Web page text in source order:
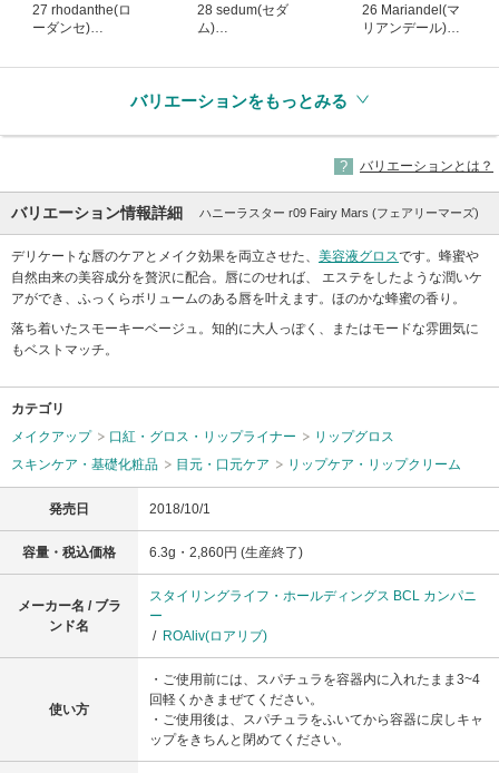
27 rhodanthe(ロ
ーダンセ)
28 sedum(セダ
ム)
26 Mariandel(マ
リアンデール)
バリエーションをもっとみる
バリエーションとは？
バリエーション情報詳細 ハニーラスター r09 Fairy Mars (フェアリーマーズ)
デリケートな唇のケアとメイク効果を両立させた、 美容液グロスです。蜂蜜や
自然由来の美容成分を贅沢に配合。唇にのせれば、 エステをしたような潤いケ
アができ、ふっくらボリュームのある唇を叶えます。ほのかな蜂蜜の香り。
落ち着いたスモーキーベージュ。知的に大人っぽく、またはモードな雰囲気に
もベストマッチ。
カテゴリ
メイクアップ
口紅・グロス・リップライナー
リップグロス
スキンケア・基礎化粧品
目元・口元ケア リップケア・リップクリーム
発売日 2018/10/1
容量・税込価格 6.3g・2,860円 (生産終了)
メーカー名 / ブラ
ンド名
スタイリングライフ・ホールディングス BCL カンパニ
ー
/ ROAliv(ロアリブ)
使い方
・ご使用前には、スパチュラを容器内に入れたまま3~4
回軽くかきまぜてください。
・ご使用後は、スパチュラをふいてから容器に戻しキャ
ップをきちんと閉めてください。